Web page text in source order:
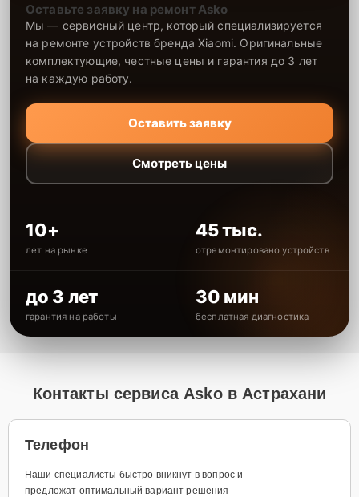
Оставьте заявку на ремонт Asko
Мы — сервисный центр, который специализируется
на ремонте устройств бренда Xiaomi. Оригинальные
комплектующие, честные цены и гарантия до 3 лет
на каждую работу.
Оставить заявку
Смотреть цены
10+
лет на рынке
45 тыс.
отремонтировано устройств
до 3 лет
гарантия на работы
30 мин
бесплатная диагностика
Контакты сервиса Asko в Астрахани
Телефон
Наши специалисты быстро вникнут в вопрос и
предложат оптимальный вариант решения